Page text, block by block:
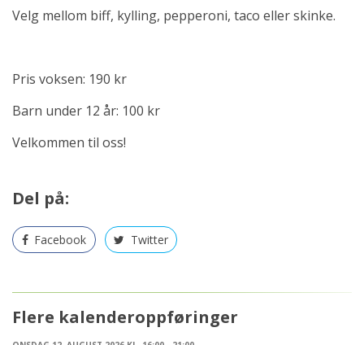
Velg mellom biff, kylling, pepperoni, taco eller skinke.
Pris voksen: 190 kr
Barn under 12 år: 100 kr
Velkommen til oss!
Del på:
Facebook Twitter
Flere kalenderoppføringer